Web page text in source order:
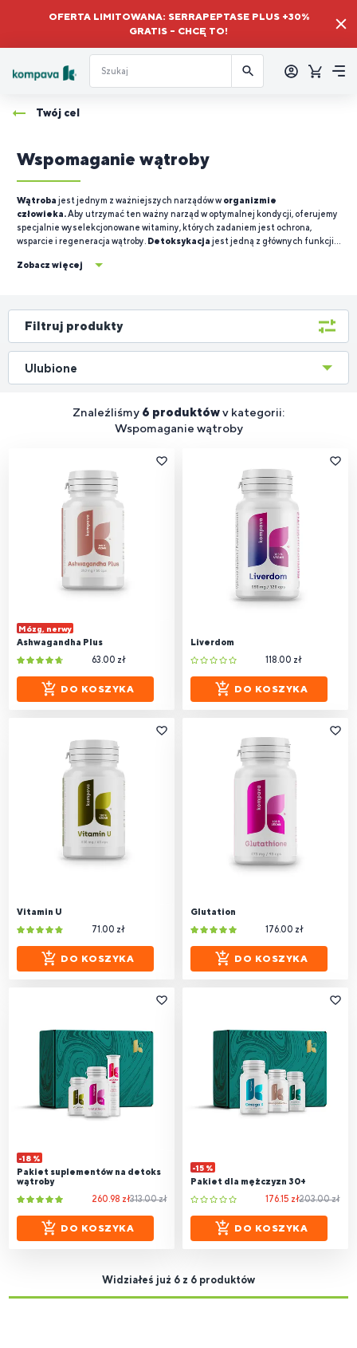
OFERTA LIMITOWANA: SERRAPEPTASE PLUS +30%
GRATIS – CHCĘ TO!
się
Koszyk
Twój cel
Wspomaganie wątroby
Wątroba jest jednym z ważniejszych narządów w organizmie
człowieka.Aby utrzymać ten ważny narząd w optymalnej kondycji, oferujemy
specjalnie wyselekcjonowane witaminy, których zadaniem jest ochrona,
wsparcie i regeneracja wątroby. Detoksykacja jest jedną z głównych funkcji
organizmu szkodliwe substancje i toksyny.
Zobacz więcej
Filtruj produkty
Znaleźliśmy 6 produktówv kategorii:
Wspomaganie wątroby
Ulubione
Mózg, nerwy
Ashwagandha Plus
63.00 zł
DO KOSZYKA
Liverdom
118.00 zł
DO KOSZYKA
Vitamin U
71.00 zł
DO KOSZYKA
Glutation
176.00 zł
DO KOSZYKA
-18 %
Pakiet suplementów na detoks
wątroby
313.00 zł
260.98 zł
DO KOSZYKA
-15 %
Pakiet dla mężczyzn 30+
203.00 zł
176.15 zł
DO KOSZYKA
Widziałeś już 6 z 6 produktów